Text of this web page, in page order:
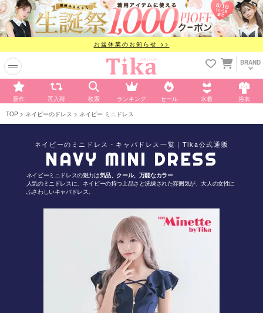
お盆休業のお知らせ >>
BRAND
新作 再入荷 検索 ランキング セール 水着 浴衣
TOP ネイビーのドレス ネイビー ミニドレス
ネイビーのミニドレス・キャバドレス一覧｜Tika公式通販
NAVY MINI DRESS
ネイビーミニドレスの魅力は気品、クール、万能なカラー
人気のミニドレスに、ネイビーの持つ上品さと洗練された雰囲気が、大人の女性に
ふさわしいキャバドレス。